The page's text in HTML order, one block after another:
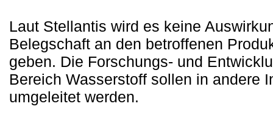
Laut Stellantis wird es keine
Belegschaft an den betroffenen
geben. Die Forschungs- und
Bereich Wasserstoff sollen in andere
umgeleitet werden.